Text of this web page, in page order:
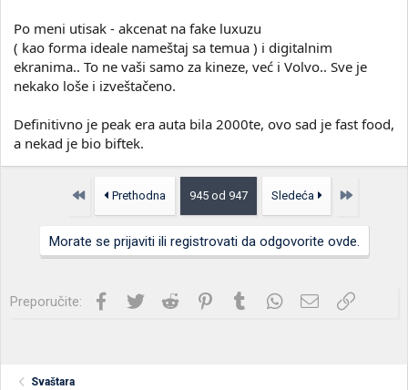
Po meni utisak - akcenat na fake luxuzu
( kao forma ideale nameštaj sa temua ) i digitalnim
ekranima.. To ne vaši samo za kineze, već i Volvo.. Sve je
nekako loše i izveštačeno.
Definitivno je peak era auta bila 2000te, ovo sad je fast food,
a nekad je bio biftek.
Prvo Prethodna 945 od 947 Sledeća Poslednja
Morate se prijaviti ili registrovati da odgovorite ovde.
Preporučite: Facebook
Twitter Reddit PinterestTumblrWhatsApp
Imejl Link
Svaštara